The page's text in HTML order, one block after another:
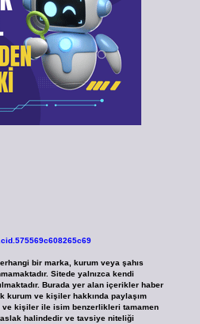
bir marka, kurum veya şahıs
Sitede yalnızca kendi
Burada yer alan içerikler haber
kurum ve kişiler hakkında paylaşım
ve kişiler ile isim benzerlikleri tamamen
halindedir ve tavsiye niteliği